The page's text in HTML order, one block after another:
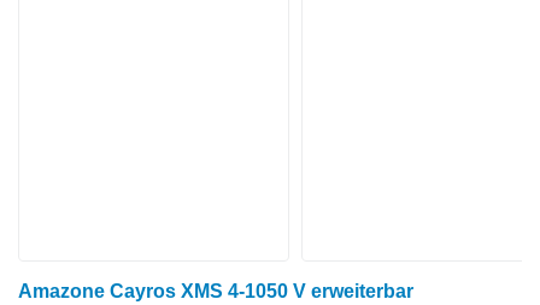
Amazone Cayros XMS 4-1050 V erweiterbar